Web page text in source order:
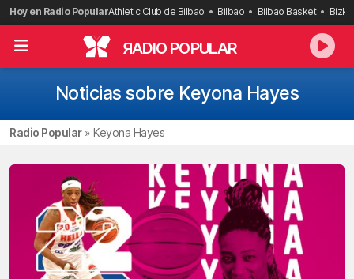
Saltar
al
contenido
Hoy en Radio PopularAthletic Club de Bilbao Bilbao Bilbao Basket
RADIO POPULAR
Noticias sobre Keyona Hayes
Radio Popular» Keyona Hayes